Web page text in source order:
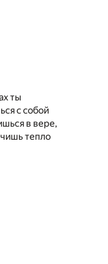
ты
с собой
в вере,
тепло